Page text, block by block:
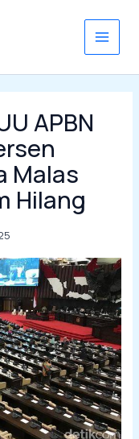
APBN
Malas
Hilang